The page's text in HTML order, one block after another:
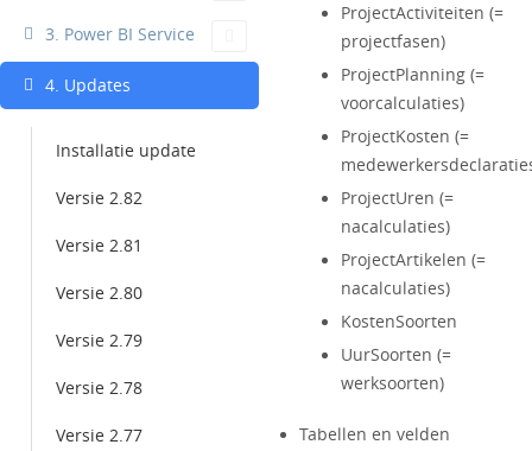
3. Power BI Service
4. Updates
Installatie update
Versie 2.82
Versie 2.81
Versie 2.80
Versie 2.79
Versie 2.78
Versie 2.77
ProjectActiviteiten (=
projectfasen)
ProjectPlanning (=
voorcalculaties)
ProjectKosten (=
ProjectUren (=
nacalculaties)
ProjectArtikelen (=
nacalculaties)
KostenSoorten
UurSoorten (=
werksoorten)
Tabellen en velden